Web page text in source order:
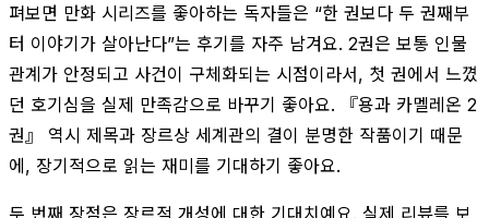
펴보면 만화 시리즈를 좋아하는 독자들은 “한 권보다 두 권째부
터 이야기가 살아난다”는 후기를 자주 남겨요. 2권은 보통 인물
관계가 안정되고 사건이 구체화되는 시점이라서, 첫 권에서 느꼈
던 호기심을 실제 만족감으로 바꾸기 좋아요. 『용과 카멜레온 2
권』 역시 제목과 장르상 세계관의 결이 분명한 작품이기 때문
에, 장기적으로 읽는 재미를 기대하기 좋아요.
두 번째 장점은 장르적 개성에 대한 기대치예요. 실제 리뷰를 보